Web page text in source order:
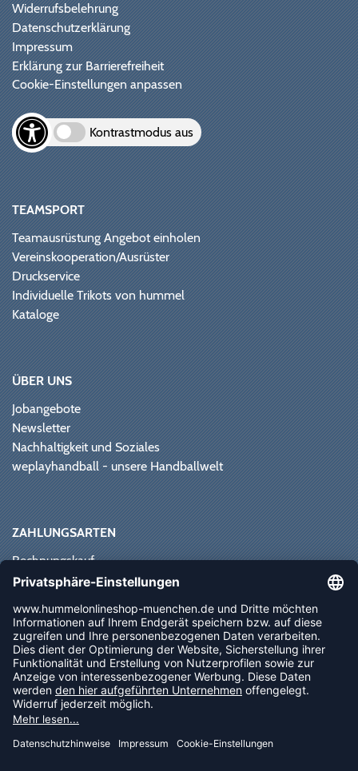
Widerrufsbelehrung
Datenschutzerklärung
Impressum
Erklärung zur Barrierefreiheit
Cookie-Einstellungen anpassen
Kontrastmodus aus
TEAMSPORT
Teamausrüstung Angebot einholen
Vereinskooperation/Ausrüster
Druckservice
Individuelle Trikots von hummel
Kataloge
ÜBER UNS
Jobangebote
Newsletter
Nachhaltigkeit und Soziales
weplayhandball - unsere Handballwelt
ZAHLUNGSARTEN
Rechnungskauf
Paypal
Vorkasse
Sofortüberweisung
NEWSLETTER